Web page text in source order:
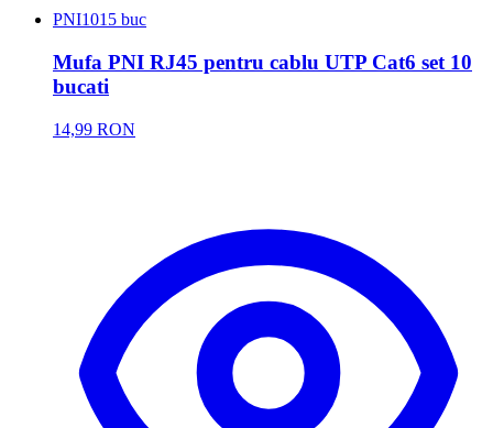
PNI1015 buc
Mufa PNI RJ45 pentru cablu UTP Cat6 set 10
bucati
14,99 RON